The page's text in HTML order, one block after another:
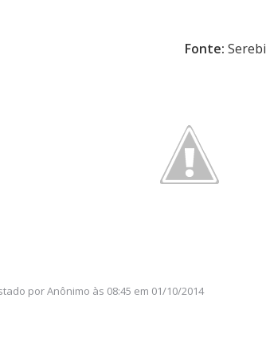
Fonte:
porAnônimo às 08:45 em 01/10/2014